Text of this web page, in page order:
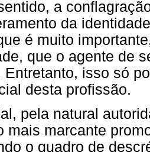
a
da
é muito
que o agente de
Entretanto, isso só
desta profissão.
pela natural
mais marcante
o quadro de